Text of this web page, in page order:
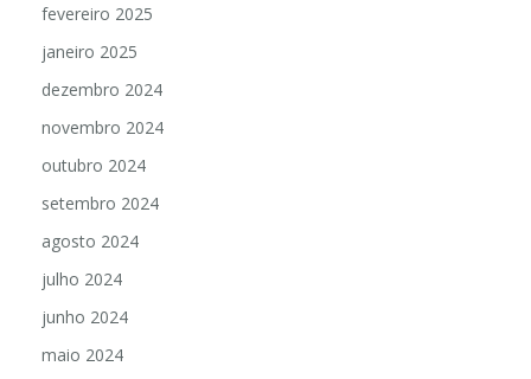
fevereiro 2025
janeiro 2025
dezembro 2024
novembro 2024
outubro 2024
setembro 2024
agosto 2024
julho 2024
junho 2024
maio 2024